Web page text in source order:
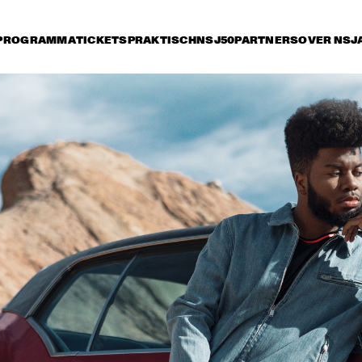
TICKETSPRAKTISCHNSJ50PARTNERSOVER NSJ
13 juli zaterdag 14 juli zondag 15 juli
15:30 16:00 17:00 18:30
QUEEN OF SHEBA:
KIDJO AND MAALOUF
WITH CASCO
PHILHARMONIC
SELAH
MATHIAS EICK
QUINTET
HUDSON -
DEJOHNETTE /
SCOFIELD / MEDESKI /
COLLEY
NATHANIEL RATELIFF
AND THE NIGHT
SWEATS
ALOE BLACC